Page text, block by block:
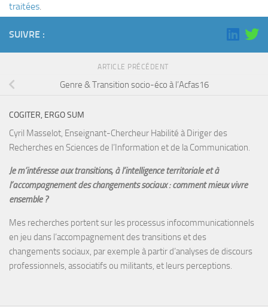
traitées.
SUIVRE :
ARTICLE PRÉCÉDENT
Genre & Transition socio-éco à l’Acfas16
COGITER, ERGO SUM
Cyril Masselot, Enseignant-Chercheur Habilité à Diriger des
Recherches en Sciences de l’Information et de la Communication.
Je m’intéresse aux transitions, à l’intelligence territoriale et à
l’accompagnement des changements sociaux : comment mieux vivre
ensemble ?
Mes recherches portent sur les processus infocommunicationnels
en jeu dans l’accompagnement des transitions et des
changements sociaux, par exemple à partir d’analyses de discours
professionnels, associatifs ou militants, et leurs perceptions.